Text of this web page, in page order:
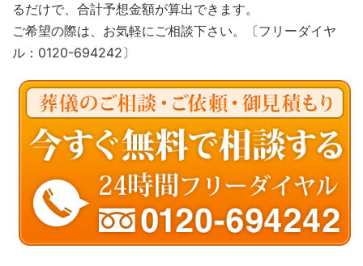
るだけで、合計予想金額が算出できます。
ご希望の際は、お気軽にご相談下さい。〔フリーダイヤ
ル：0120-694242〕